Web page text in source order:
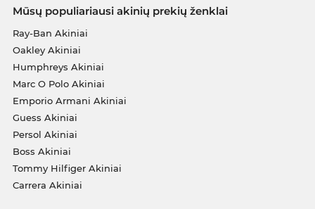
Mūsų populiariausi akinių prekių ženklai
Ray-Ban Akiniai
Oakley Akiniai
Humphreys Akiniai
Marc O Polo Akiniai
Emporio Armani Akiniai
Guess Akiniai
Persol Akiniai
Boss Akiniai
Tommy Hilfiger Akiniai
Carrera Akiniai